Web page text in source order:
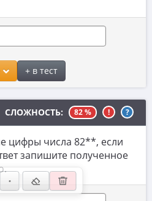
+ в тест
СЛОЖНОСТЬ: 82 % ! ?
цифры числа 82**, если
запишите полученное